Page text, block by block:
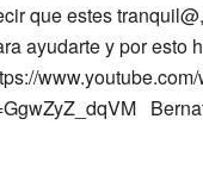
que estes
ayudarte y por esto